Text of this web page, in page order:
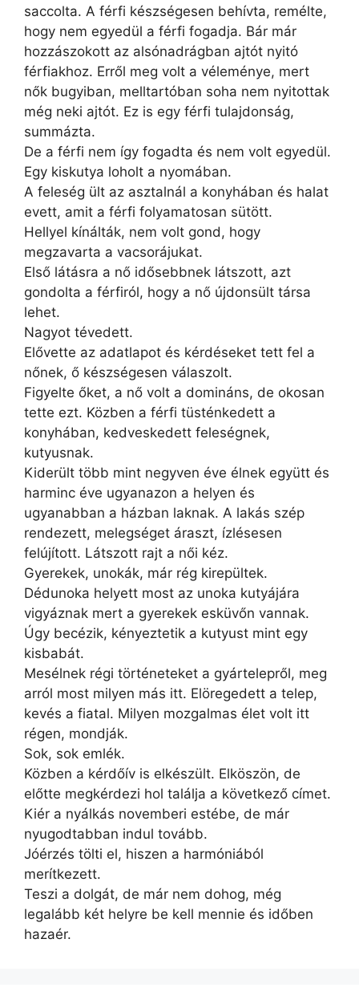
saccolta. A férfi készségesen behívta, remélte,
hogy nem egyedül a férfi fogadja. Bár már
hozzászokott az alsónadrágban ajtót nyitó
férfiakhoz. Erről meg volt a véleménye, mert
nők bugyiban, melltartóban soha nem nyitottak
még neki ajtót. Ez is egy férfi tulajdonság,
summázta.
De a férfi nem így fogadta és nem volt egyedül.
Egy kiskutya loholt a nyomában.
A feleség ült az asztalnál a konyhában és halat
evett, amit a férfi folyamatosan sütött.
Hellyel kínálták, nem volt gond, hogy
megzavarta a vacsorájukat.
Első látásra a nő idősebbnek látszott, azt
gondolta a férfiról, hogy a nő újdonsült társa
lehet.
Nagyot tévedett.
Elővette az adatlapot és kérdéseket tett fel a
nőnek, ő készségesen válaszolt.
Figyelte őket, a nő volt a domináns, de okosan
tette ezt. Közben a férfi tüsténkedett a
konyhában, kedveskedett feleségnek,
kutyusnak.
Kiderült több mint negyven éve élnek együtt és
harminc éve ugyanazon a helyen és
ugyanabban a házban laknak. A lakás szép
rendezett, melegséget áraszt, ízlésesen
felújított. Látszott rajt a női kéz.
Gyerekek, unokák, már rég kirepültek.
Dédunoka helyett most az unoka kutyájára
vigyáznak mert a gyerekek esküvőn vannak.
Úgy becézik, kényeztetik a kutyust mint egy
kisbabát.
Mesélnek régi történeteket a gyártelepről, meg
arról most milyen más itt. Elöregedett a telep,
kevés a fiatal. Milyen mozgalmas élet volt itt
régen, mondják.
Sok, sok emlék.
Közben a kérdőív is elkészült. Elköszön, de
előtte megkérdezi hol találja a következő címet.
Kiér a nyálkás novemberi estébe, de már
nyugodtabban indul tovább.
Jóérzés tölti el, hiszen a harmóniából
merítkezett.
Teszi a dolgát, de már nem dohog, még
legalább két helyre be kell mennie és időben
hazaér.